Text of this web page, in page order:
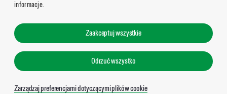
informacje.
Zaakceptuj wszystkie
Odrzuć wszystko
Zarządzaj preferencjami dotyczącymi plików cookie